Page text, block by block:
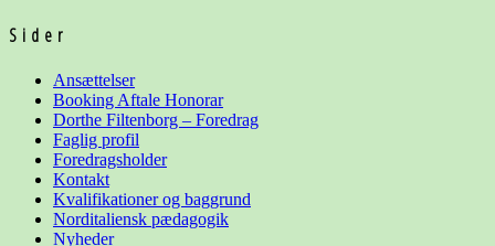
Sider
Ansættelser
Booking Aftale Honorar
Dorthe Filtenborg – Foredrag
Faglig profil
Foredragsholder
Kontakt
Kvalifikationer og baggrund
Norditaliensk pædagogik
Nyheder